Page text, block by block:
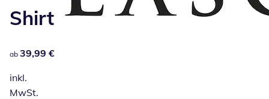
Shirt
39,99 €
ab 39,99 €
inkl.
MwSt.